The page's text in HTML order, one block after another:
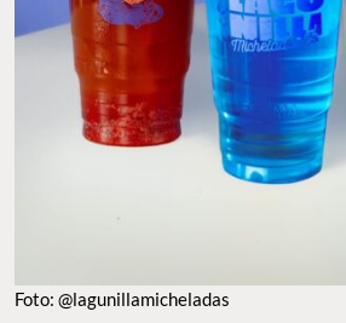
Foto: @lagunillamicheladas